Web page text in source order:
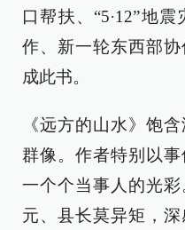
口帮扶、“5·12”地
作、新一轮东西部
成此书。
《远方的山水》饱
群像。作者特别以
一个个当事人的光
元、县长莫异矩，